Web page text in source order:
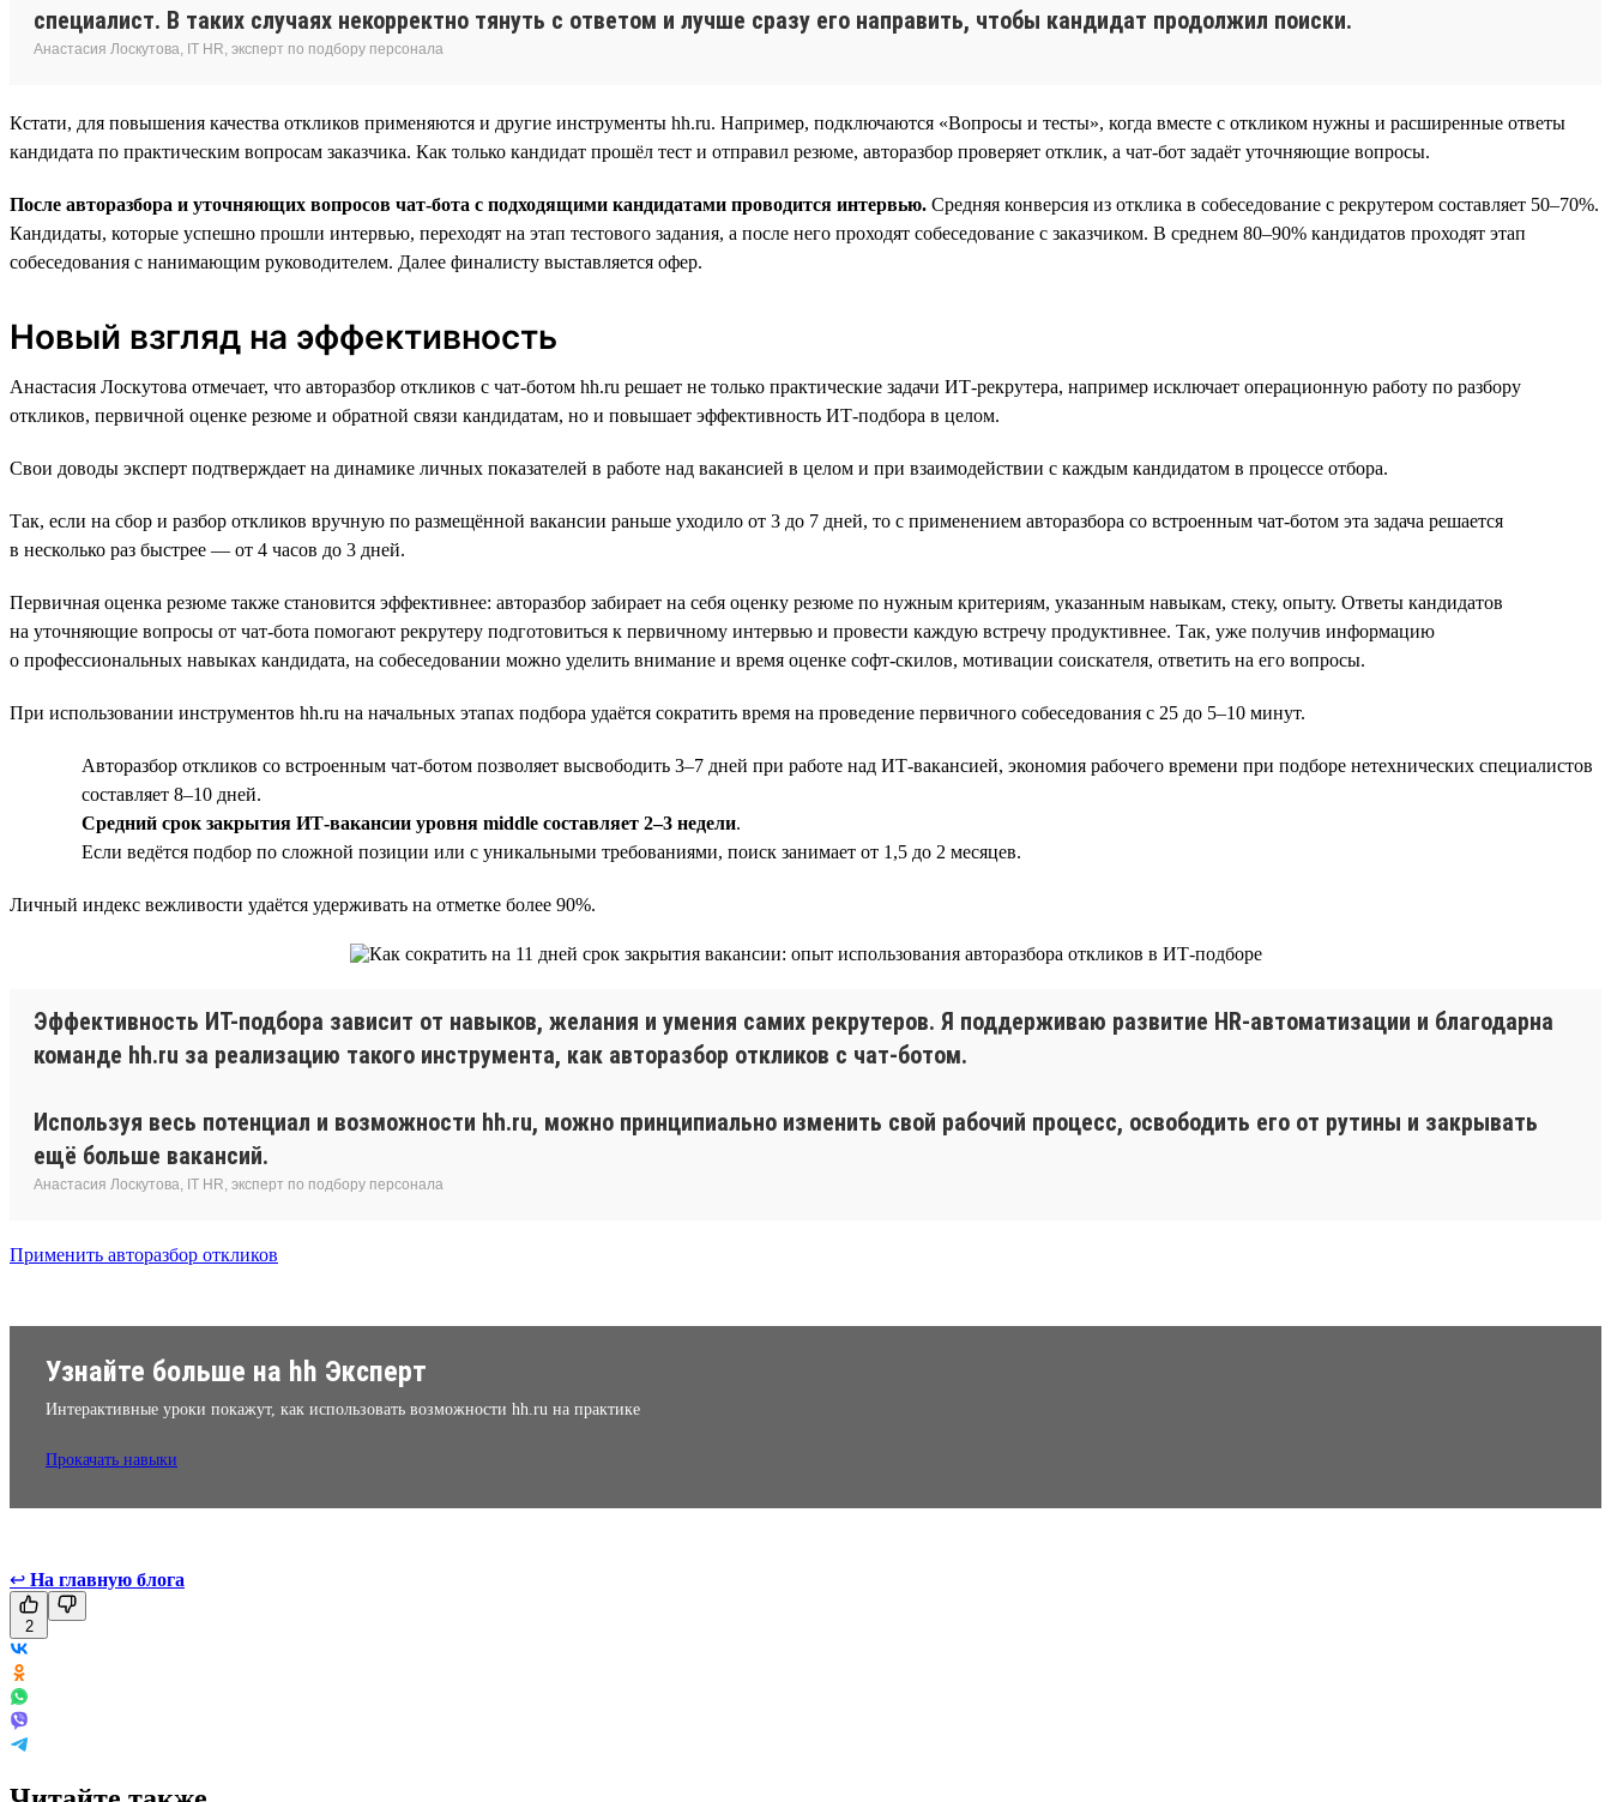
специалист. В таких случаях некорректно тянуть с ответом и лучше сразу его направить, чтобы кандидат продолжил поиски.
Анастасия Лоскутова, IT HR, эксперт по подбору персонала
Кстати, для повышения качества откликов применяются и другие инструменты hh.ru. Например, подключаются «Вопросы и тесты», когда вместе с откликом нужны и расширенные ответы
кандидата по практическим вопросам заказчика. Как только кандидат прошёл тест и отправил резюме, авторазбор проверяет отклик, а чат-бот задаёт уточняющие вопросы.
После авторазбора и уточняющих вопросов чат-бота с подходящими кандидатами проводится интервью. Средняя конверсия из отклика в собеседование с рекрутером составляет 50–70%.
Кандидаты, которые успешно прошли интервью, переходят на этап тестового задания, а после него проходят собеседование с заказчиком. В среднем 80–90% кандидатов проходят этап
собеседования с нанимающим руководителем. Далее финалисту выставляется офер.
Новый взгляд на эффективность
Анастасия Лоскутова отмечает, что авторазбор откликов с чат-ботом hh.ru решает не только практические задачи ИТ-рекрутера, например исключает операционную работу по разбору
откликов, первичной оценке резюме и обратной связи кандидатам, но и повышает эффективность ИТ-подбора в целом.
Свои доводы эксперт подтверждает на динамике личных показателей в работе над вакансией в целом и при взаимодействии с каждым кандидатом в процессе отбора.
Так, если на сбор и разбор откликов вручную по размещённой вакансии раньше уходило от 3 до 7 дней, то с применением авторазбора со встроенным чат-ботом эта задача решается
в несколько раз быстрее — от 4 часов до 3 дней.
Первичная оценка резюме также становится эффективнее: авторазбор забирает на себя оценку резюме по нужным критериям, указанным навыкам, стеку, опыту. Ответы кандидатов
на уточняющие вопросы от чат-бота помогают рекрутеру подготовиться к первичному интервью и провести каждую встречу продуктивнее. Так, уже получив информацию
о профессиональных навыках кандидата, на собеседовании можно уделить внимание и время оценке софт-скилов, мотивации соискателя, ответить на его вопросы.
При использовании инструментов hh.ru на начальных этапах подбора удаётся сократить время на проведение первичного собеседования с 25 до 5–10 минут.
Авторазбор откликов со встроенным чат-ботом позволяет высвободить 3–7 дней при работе над ИТ-вакансией, экономия рабочего времени при подборе нетехнических специалистов
составляет 8–10 дней.
Средний срок закрытия ИТ-вакансии уровня middle составляет 2–3 недели.
Если ведётся подбор по сложной позиции или с уникальными требованиями, поиск занимает от 1,5 до 2 месяцев.
Личный индекс вежливости удаётся удерживать на отметке более 90%.
Эффективность ИТ-подбора зависит от навыков, желания и умения самих рекрутеров. Я поддерживаю развитие HR-автоматизации и благодарна
команде hh.ru за реализацию такого инструмента, как авторазбор откликов с чат-ботом.
Используя весь потенциал и возможности hh.ru, можно принципиально изменить свой рабочий процесс, освободить его от рутины и закрывать
ещё больше вакансий.
Анастасия Лоскутова, IT HR, эксперт по подбору персонала
Применить авторазбор откликов
Узнайте больше на hh Эксперт
Интерактивные уроки покажут, как использовать возможности hh.ru на практике
Прокачать навыки
↩ На главную блога
2